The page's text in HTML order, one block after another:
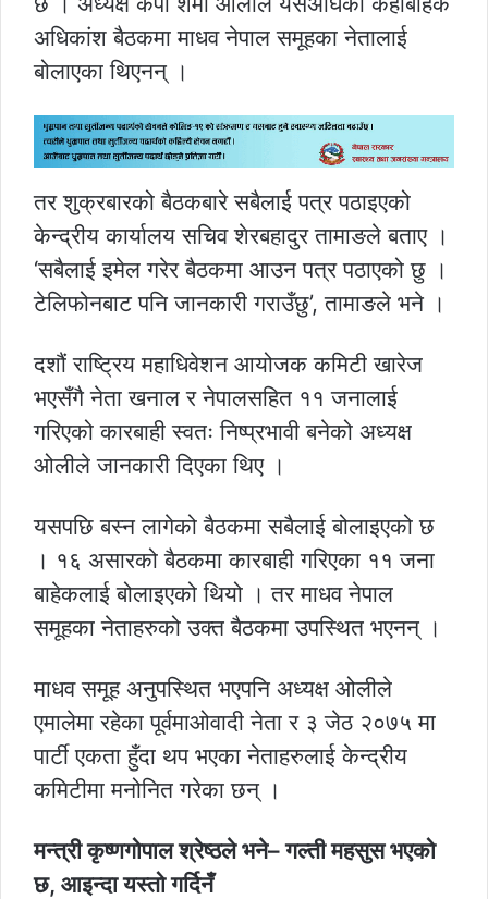
अधिकांश बैठकमा माधव नेपाल समूहका नेतालाई
बोलाएका थिएनन् ।
तर शुक्रबारको बैठकबारे सबैलाई पत्र पठाइएको
केन्द्रीय कार्यालय सचिव शेरबहादुर तामाङले बताए ।
‘सबैलाई इमेल गरेर बैठकमा आउन पत्र पठाएको छु ।
टेलिफोनबाट पनि जानकारी गराउँछु’, तामाङले भने ।
दशौं राष्ट्रिय महाधिवेशन आयोजक कमिटी खारेज
भएसँगै नेता खनाल र नेपालसहित ११ जनालाई
गरिएको कारबाही स्वतः निष्प्रभावी बनेको अध्यक्ष
ओलीले जानकारी दिएका थिए ।
यसपछि बस्न लागेको बैठकमा सबैलाई बोलाइएको छ
। १६ असारको बैठकमा कारबाही गरिएका ११ जना
बाहेकलाई बोलाइएको थियो । तर माधव नेपाल
समूहका नेताहरुको उक्त बैठकमा उपस्थित भएनन् ।
माधव समूह अनुपस्थित भएपनि अध्यक्ष ओलीले
एमालेमा रहेका पूर्वमाओवादी नेता र ३ जेठ २०७५ मा
पार्टी एकता हुँदा थप भएका नेताहरुलाई केन्द्रीय
कमिटीमा मनोनित गरेका छन् ।
मन्त्री कृष्णगोपाल श्रेष्ठले भने– गल्ती महसुस भएको
छ, आइन्दा यस्तो गर्दिनँ